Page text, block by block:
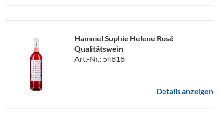
Hammel Sophie Helene Rosé
Qualitätswein
Art.-Nr.: 54818
Details anzeigen